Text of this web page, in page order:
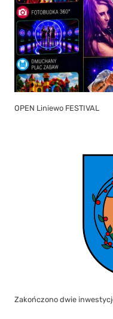
OPEN Liniewo FESTIVAL
Zakończono dwie